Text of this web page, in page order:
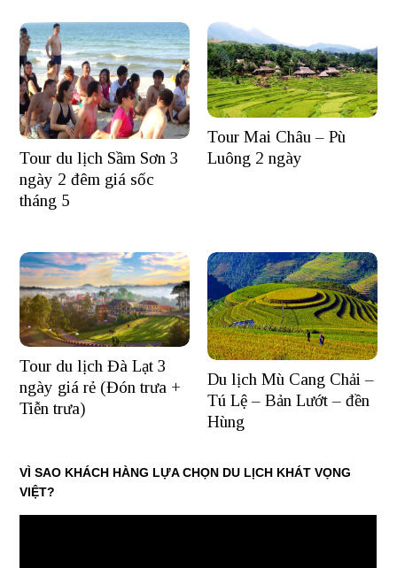
Tour du lịch Sầm Sơn 3
ngày 2 đêm giá sốc
tháng 5
Tour Mai Châu – Pù
Luông 2 ngày
Tour du lịch Đà Lạt 3
ngày giá rẻ (Đón trưa +
Tiễn trưa)
Du lịch Mù Cang Chải –
Tú Lệ – Bản Lướt – đền
Hùng
VÌ SAO KHÁCH HÀNG LỰA CHỌN DU LỊCH KHÁT VỌNG
VIỆT?